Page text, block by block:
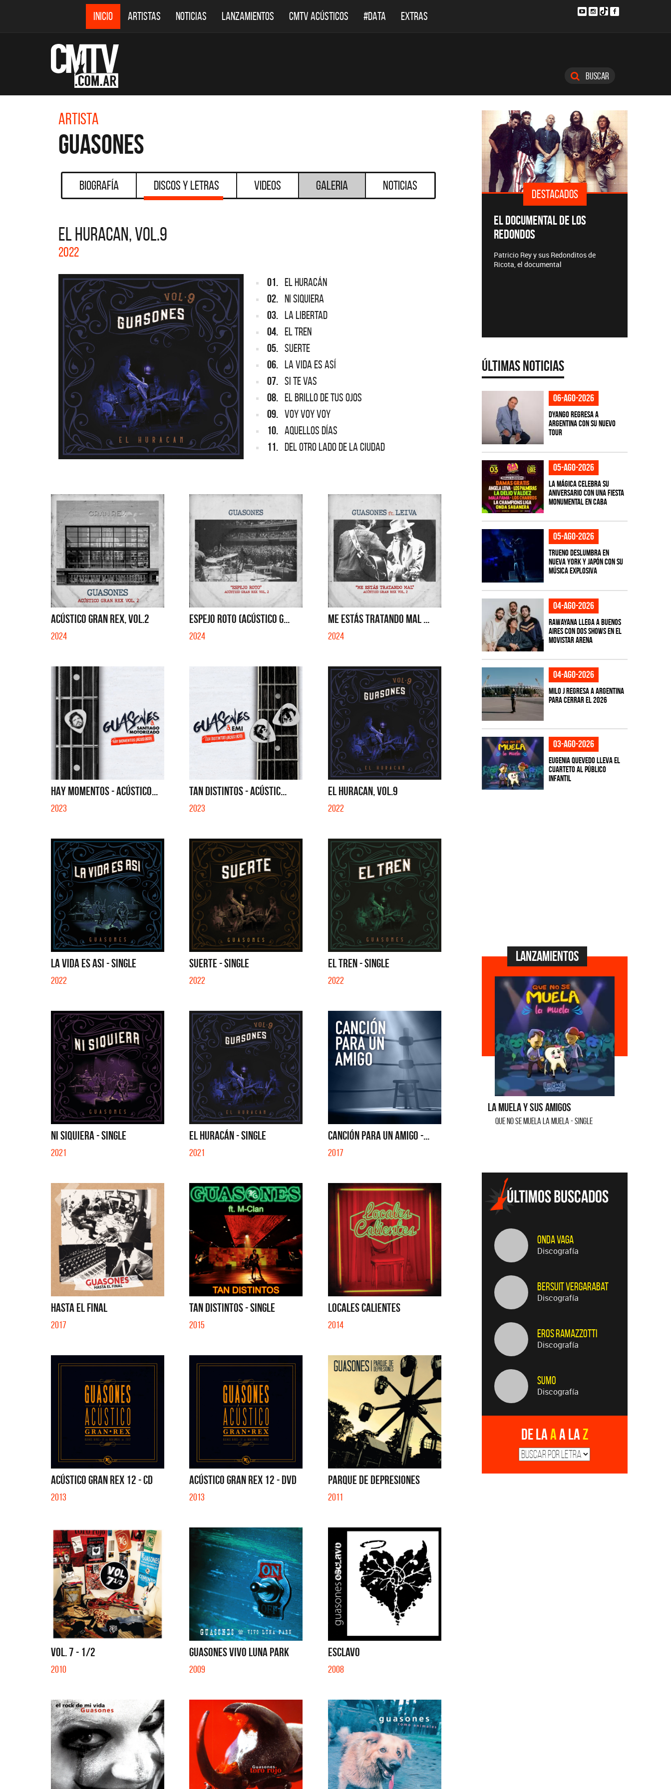
INICIO ARTISTAS NOTICIAS LANZAMIENTOS CMTV ACÚSTICOS #DATA EXTRAS
Buscar
Artista
Guasones
Biografía Discos y Letras Videos Galeria Noticias
EL HURACAN, VOL.9
2022
01. EL HURACÁN
02. NI SIQUIERA
03. LA LIBERTAD
04. EL TREN
05. SUERTE
06. LA VIDA ES ASÍ
07. SI TE VAS
08. EL BRILLO DE TUS OJOS
09. VOY VOY VOY
10. AQUELLOS DÍAS
11. DEL OTRO LADO DE LA CIUDAD
ACÚSTICO GRAN REX, VOL.2
2024
ESPEJO ROTO (ACÚSTICO G...
2024
ME ESTÁS TRATANDO MAL ...
2024
HAY MOMENTOS - ACÚSTICO...
2023
TAN DISTINTOS - ACÚSTIC...
2023
EL HURACAN, VOL.9
2022
LA VIDA ES ASI - SINGLE
2022
SUERTE - SINGLE
2022
EL TREN - SINGLE
2022
NI SIQUIERA - SINGLE
2021
EL HURACÁN - SINGLE
2021
CANCIÓN PARA UN AMIGO -...
2017
HASTA EL FINAL
2017
TAN DISTINTOS - SINGLE
2015
LOCALES CALIENTES
2014
ACÚSTICO GRAN REX 12 - CD
2013
ACÚSTICO GRAN REX 12 - DVD
2013
PARQUE DE DEPRESIONES
2011
VOL. 7 - 1/2
2010
GUASONES VIVO LUNA PARK
2009
ESCLAVO
2008
DESTACADOS DESTACADOS DESTACADOS
EL DOCUMENTAL DE LOS
REDONDOS
Patricio Rey y sus Redonditos de
Ricota, el documental
Últimas Noticias
06-ago-2026
Dyango regresa a
Argentina con su nuevo
tour
05-ago-2026
La Mágica celebra su
aniversario con una fiesta
monumental en CABA
05-ago-2026
TRUENO deslumbra en
Nueva York y Japón con su
música explosiva
04-ago-2026
Rawayana llega a Buenos
Aires con dos shows en el
Movistar Arena
04-ago-2026
Milo J regresa a Argentina
para cerrar el 2026
03-ago-2026
Eugenia Quevedo lleva el
cuarteto al público
infantil
Lanzamientos
Benito Cerati
EN EL CIBER (LADO BE) - EP
La Muela y Sus Amigos La Muela y Sus Amigos
QUE NO SE MUELA LA MUELA - SINGLE
Onda Vaga
Discografía
Bersuit Vergarabat
Discografía
Eros Ramazzotti
Discografía
Sumo
Discografía
De laAa laZ